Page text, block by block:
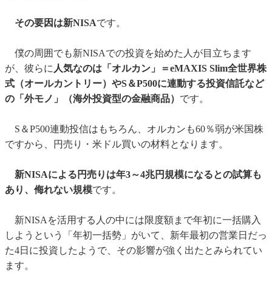
その要因は新NISAです。
僕の周囲でも新NISAでの投資を始めた人が目立ちます
が、彼らに人気なのは「オルカン」＝eMAXIS Slim全世界株
式（オールカントリー）やS＆P500に連動する投資信託など
の「外モノ」（海外投資型の金融商品） です。
S＆P500連動投信はもちろん、オルカンも60％弱が米国株
ですから、円売り・米ドル買いの材料となります。
新NISAによる円売りは年3～4兆円規模になるとの試算も
あり、侮れない規模です。
新NISAを活用する人の中には限度額まで年初に一括購入
しようという「年初一括勢」がいて、新年最初の営業日だっ
た4日に投資したようで、その影響が強く出たとみられてい
ます。